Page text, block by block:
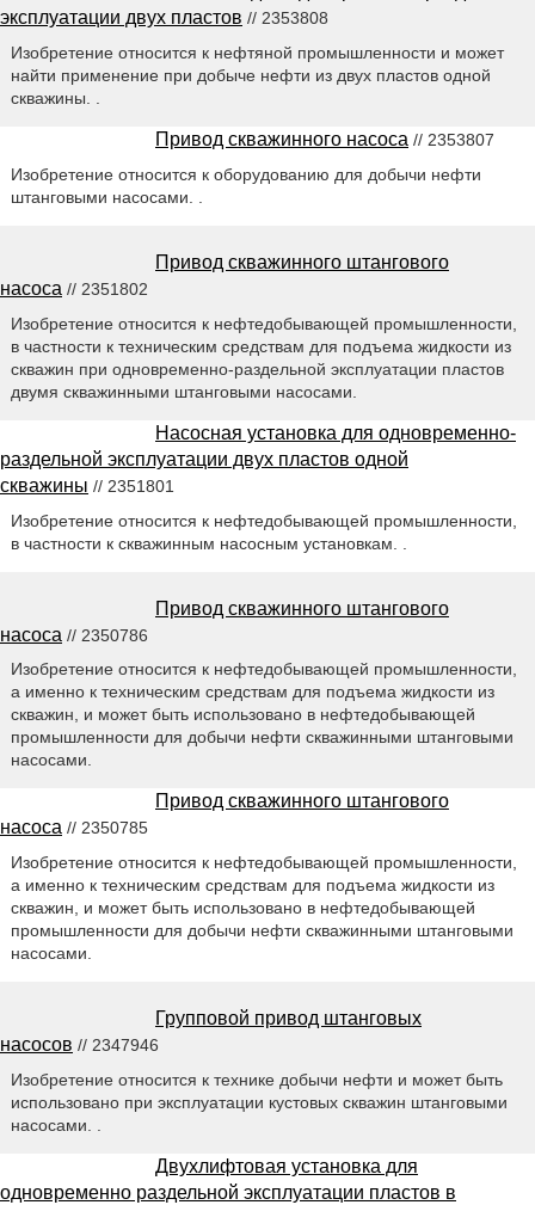
эксплуатации двух пластов // 2353808
Изобретение относится к нефтяной промышленности и может
найти применение при добыче нефти из двух пластов одной
скважины. .
Привод скважинного насоса // 2353807
Изобретение относится к оборудованию для добычи нефти
штанговыми насосами. .
Привод скважинного штангового
насоса // 2351802
Изобретение относится к нефтедобывающей промышленности,
в частности к техническим средствам для подъема жидкости из
скважин при одновременно-раздельной эксплуатации пластов
двумя скважинными штанговыми насосами.
Насосная установка для одновременно-
раздельной эксплуатации двух пластов одной
скважины // 2351801
Изобретение относится к нефтедобывающей промышленности,
в частности к скважинным насосным установкам. .
Привод скважинного штангового
насоса // 2350786
Изобретение относится к нефтедобывающей промышленности,
а именно к техническим средствам для подъема жидкости из
скважин, и может быть использовано в нефтедобывающей
промышленности для добычи нефти скважинными штанговыми
насосами.
Привод скважинного штангового
насоса // 2350785
Изобретение относится к нефтедобывающей промышленности,
а именно к техническим средствам для подъема жидкости из
скважин, и может быть использовано в нефтедобывающей
промышленности для добычи нефти скважинными штанговыми
насосами.
Групповой привод штанговых
насосов // 2347946
Изобретение относится к технике добычи нефти и может быть
использовано при эксплуатации кустовых скважин штанговыми
насосами. .
Двухлифтовая установка для
одновременно раздельной эксплуатации пластов в